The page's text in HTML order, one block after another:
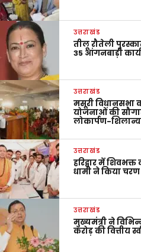
उत्तराखंड
तीलू रौतेली
35 आंगनबाड़ी
उत्तराखंड
मसूरी विधानसभा
योजनाओं की
लोकार्पण-
उत्तराखंड
हरिद्वार में शिवभक्त
धामी ने किया चरण
उत्तराखंड
मुख्यमंत्री ने
करोड़ की वित्तीय